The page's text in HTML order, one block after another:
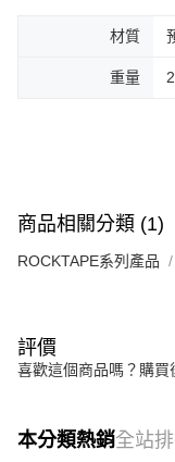
材質
重量
商品相關分類 (1)
ROCKTAPE系列產品
評價
喜歡這個商品嗎？購買
本分類熱銷全站